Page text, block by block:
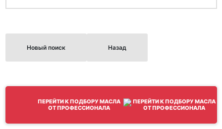
Новый поиск Назад
ПЕРЕЙТИ К ПОДБОРУ МАСЛА
ОТ ПРОФЕССИОНАЛА